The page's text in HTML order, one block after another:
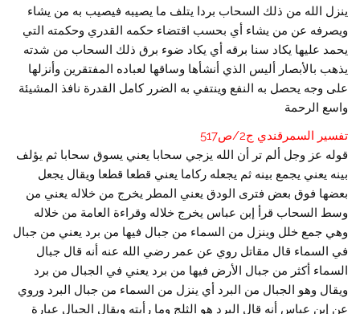
ينزل الله من ذلك السحاب بردا يتلف ما يصيبه فيصيب به من يشاء
ويصرفه عن من يشاء أي بحسب اقتضاء حكمه القدري وحكمته التي
يحمد عليها يكاد سنا برقه أي يكاد ضوء برق ذلك السحاب من شدته
يذهب بالأبصار أليس الذي أنشأها وساقها لعباده المفتقرين وأنزلها
على وجه يحصل به النفع وينتفي به الضرر كامل القدرة نافذ المشيئة
واسع الرحمة
تفسير السمرقندي ج2/ص517
قوله عز وجل ألم تر أن الله يزجي سحابا يعني يسوق سحابا ثم يؤلف
بينه يعني يجمع بينه ثم يجعله ركاما يعني قطعا قطعا ويقال يجعل
بعضها فوق بعض فترى الودق يعني المطر يخرج من خلاله يعني من
وسط السحاب قرأ إبن عباس يخرج خلاله وقراءة العامة من خلاله
وهي جمع خلل وينزل من السماء من جبال فيها من برد يعني من جبال
في السماء قال مقاتل روي عن عمر رضي الله عنه أنه قال جبال
السماء أكثر من جبال الأرض فيها من برد يعني في الجبال من برد
ويقال وهو الجبال من البرد أي ينزل من السماء من جبال البرد وروي
عن إبن عباس أنه قال البرد هو الثلج وما رأيته ويقال الجبال عبارة